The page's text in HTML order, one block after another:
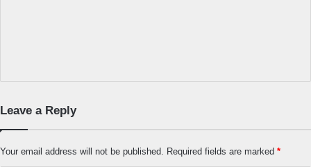
Leave a Reply
Your email address will not be published. Required fields are marked *